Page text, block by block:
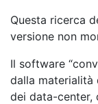
Questa ricerca
versione non
Il software
dalla materialità
dei data-center,